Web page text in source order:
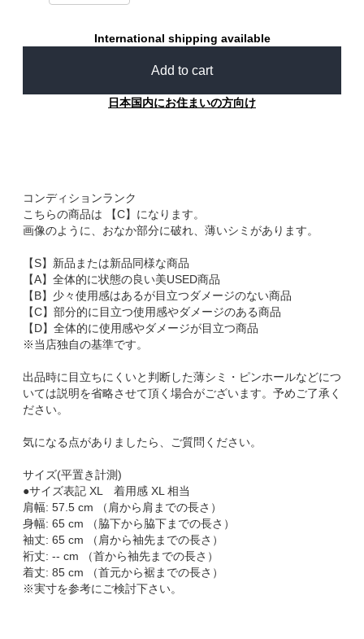
International shipping available
Add to cart
日本国内にお住まいの方向け
コンディションランク
こちらの商品は 【C】になります。
画像のように、おなか部分に破れ、薄いシミがあります。
【S】新品または新品同様な商品
【A】全体的に状態の良い美USED商品
【B】少々使用感はあるが目立つダメージのない商品
【C】部分的に目立つ使用感やダメージのある商品
【D】全体的に使用感やダメージが目立つ商品
※当店独自の基準です。
出品時に目立ちにくいと判断した薄シミ・ピンホールなどにつ
いては説明を省略させて頂く場合がございます。予めご了承く
ださい。
気になる点がありましたら、ご質問ください。
サイズ(平置き計測)
●サイズ表記 XL 着用感 XL 相当
肩幅: 57.5 cm （肩から肩までの長さ）
身幅: 65 cm （脇下から脇下までの長さ）
袖丈: 65 cm （肩から袖先までの長さ）
裄丈: -- cm （首から袖先までの長さ）
着丈: 85 cm （首元から裾までの長さ）
※実寸を参考にご検討下さい。